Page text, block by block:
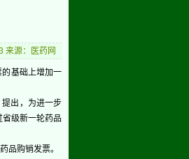
来源：医药网
基础上增加一
出，为进一步
级新一轮药品
品购销发票。